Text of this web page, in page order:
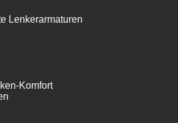
Lenkerarmaturen
Komfort